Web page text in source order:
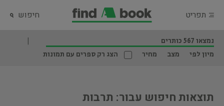
תפריט חיפוש
נמצאו 567 כותרים
מיון לפי
מצב מחיר הצג רק ספרים עם תמונות
תוצאות חיפוש עבור: תרבות